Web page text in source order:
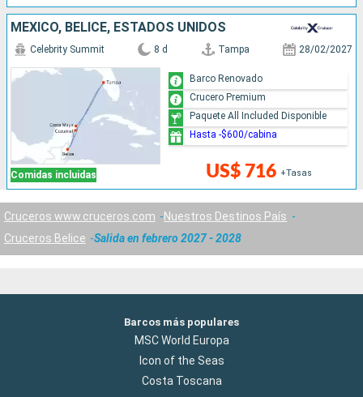
MÉXICO, BELICE, ESTADOS UNIDOS
Comidas incluidas
Celebrity Summit 8 d Tampa 28/02/2027
US$ 716 +Tasas
Barco Renovado
Crucero Premium
Paquete All Included Disponible
Hasta -$600/cabina
Cruceros www.cruceros.com
Nuestros Destinos País
Cruceros Belice
Salida en febrero 2027 - 2028
Barcos más populares
MSC World Europa
Icon of the Seas
Costa Toscana